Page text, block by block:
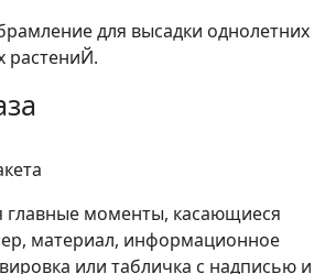
для высадки однолетних
растениЙ.
главные моменты, касающиеся
материал, информационное
или табличка с надписью и